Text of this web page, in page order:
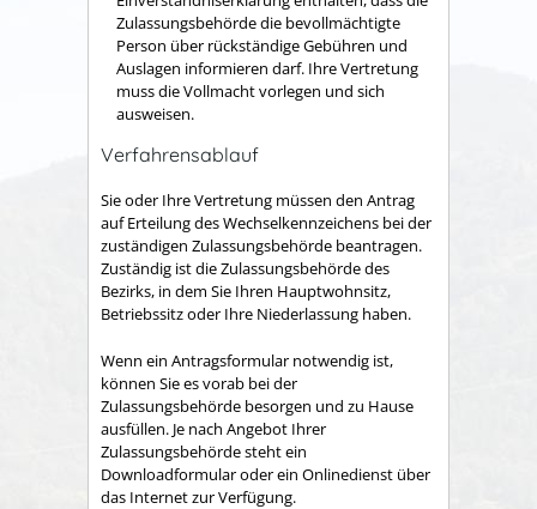
Zulassungsbehörde die bevollmächtigte
Person über rückständige Gebühren und
Auslagen informieren darf. Ihre Vertretung
muss die Vollmacht vorlegen und sich
ausweisen.
Verfahrensablauf
Sie oder Ihre Vertretung müssen den Antrag
auf Erteilung des Wechselkennzeichens bei der
zuständigen Zulassungsbehörde beantragen.
Zuständig ist die Zulassungsbehörde des
Bezirks, in dem Sie Ihren Hauptwohnsitz,
Betriebssitz oder Ihre Niederlassung haben.
Wenn ein Antragsformular notwendig ist,
können Sie es vorab bei der
Zulassungsbehörde besorgen und zu Hause
ausfüllen. Je nach Angebot Ihrer
Zulassungsbehörde steht ein
Downloadformular oder ein Onlinedienst über
das Internet zur Verfügung.